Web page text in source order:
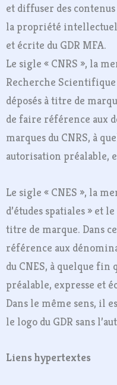
et diffuser des
la propriété
et écrite du GDR MFA.
Le sigle « CNRS », la
Recherche Scientifique
déposés à titre de
de faire référence aux
marques du CNRS, à
autorisation préalable,
Le sigle « CNES », la
d’études spatiales » et
titre de marque. Dans
référence aux
du CNES, à quelque fin
préalable, expresse et
Dans le même sens, il
le logo du GDR sans
Liens hypertextes